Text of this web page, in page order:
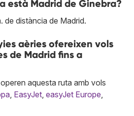
està Madrid de Ginebra?
de distància de Madrid.
aèries ofereixen vols
de Madrid fins a
aquesta ruta amb vols
EasyJet easyJet Europe